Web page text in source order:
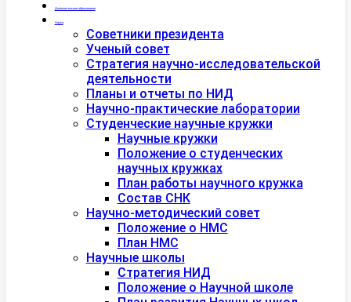
Дополнительное образование
Наука
Советники президента
Ученый совет
Стратегия научно-исследовательской
деятельности
Планы и отчеты по НИД
Научно-практические лаборатории
Студенческие научные кружки
Научные кружки
Положение о студенческих
научных кружках
План работы научного кружка
Состав СНК
Научно-методический совет
Положение о НМС
План НМС
Научные школы
Стратегия НИД
Положение о Научной школе